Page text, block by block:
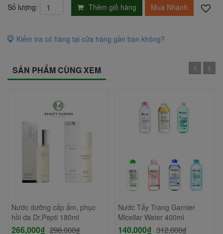
Số lượng: Thêm giỏ hàng Mua Nhanh
Kiểm tra có hàng tại cửa hàng gần bạn không?
SẢN PHẨM CÙNG XEM
Nước dưỡng cấp ẩm, phục
hồi da Dr.Pepti 180ml
266,000₫ 298,000₫
Nước Tẩy Trang Garnier
Micellar Water 400ml
140,000₫ 312,000₫